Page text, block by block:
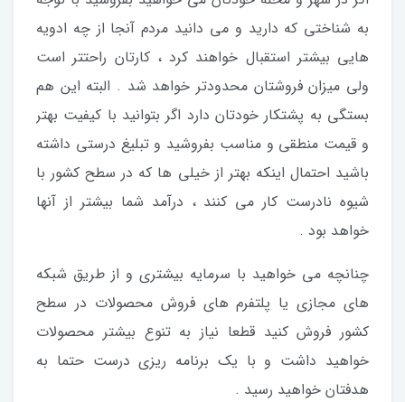
به شناختی که دارید و می دانید مردم آنجا از چه ادویه
هایی بیشتر استقبال خواهند کرد ، کارتان راحتتر است
ولی میزان فروشتان محدودتر خواهد شد . البته این هم
بستگی به پشتکار خودتان دارد اگر بتوانید با کیفیت بهتر
و قیمت منطقی و مناسب بفروشید و تبلیغ درستی داشته
باشید احتمال اینکه بهتر از خیلی ها که در سطح کشور با
شیوه نادرست کار می کنند ، درآمد شما بیشتر از آنها
خواهد بود .
چنانچه می خواهید با سرمایه بیشتری و از طریق شبکه
های مجازی یا پلتفرم های فروش محصولات در سطح
کشور فروش کنید قطعا نیاز به تنوع بیشتر محصولات
خواهید داشت و با یک برنامه ریزی درست حتما به
هدفتان خواهید رسید .